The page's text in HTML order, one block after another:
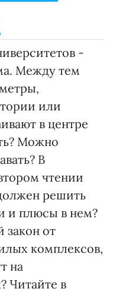
-
Между тем
или
в центре
Можно
В
чтении
решить
и плюсы в нем?
закон от
комплексов,
на
Читайте в